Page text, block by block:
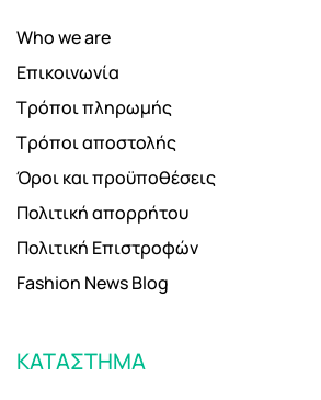
Who we are
Επικοινωνία
Τρόποι πληρωμής
Τρόποι αποστολής
Όροι και προϋποθέσεις
Πολιτική απορρήτου
Πολιτική Επιστροφών
Fashion News Blog
ΚΑΤΑΣΤΗΜΑ